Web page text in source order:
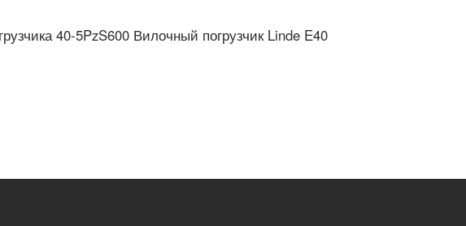
40-5PzS600 Вилочный погрузчик Linde E40